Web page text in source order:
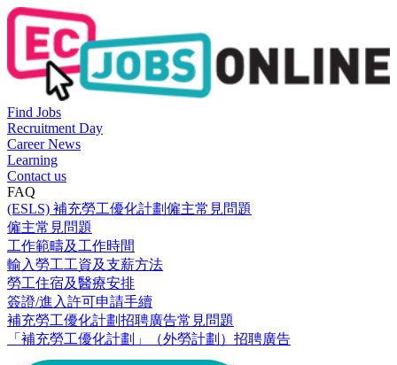
Find Jobs
Recruitment Day
Career News
Learning
Contact us
FAQ
(ESLS) 補充勞工優化計劃僱主常見問題
僱主常見問題
工作範疇及工作時間
輸入勞工工資及支薪方法
勞工住宿及醫療安排
簽證/進入許可申請手續
補充勞工優化計劃招聘廣告常見問題
「補充勞工優化計劃」（外勞計劃）招聘廣告